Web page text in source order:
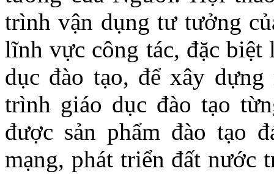
trình vận dụng tư tưởng
lĩnh vực công tác, đặc biệt
dục đào tạo, để xây
trình giáo dục đào tạo
được sản phẩm đào tạo
mạng, phát triển đất